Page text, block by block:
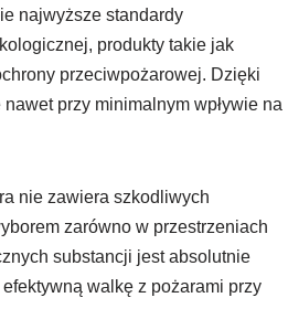
najwyższe standardy
produkty takie jak
przeciwpożarowej. Dzięki
przy minimalnym wpływie na
nie zawiera szkodliwych
zarówno w przestrzeniach
substancji jest absolutnie
walkę z pożarami przy